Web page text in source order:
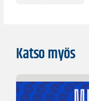
Katso myös